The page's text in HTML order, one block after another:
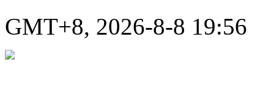
GMT+8, 2026-8-8 19:56